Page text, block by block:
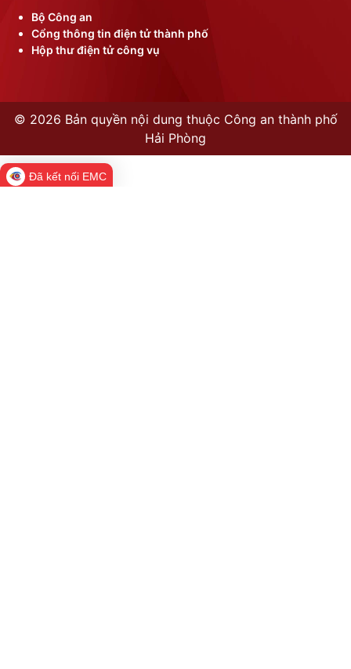
Bộ Công an
Cổng thông tin điện tử thành phố
Hộp thư điện tử công vụ
© 2026 Bản quyền nội dung thuộc Công an thành phố
Hải Phòng
Đã kết nối EMC